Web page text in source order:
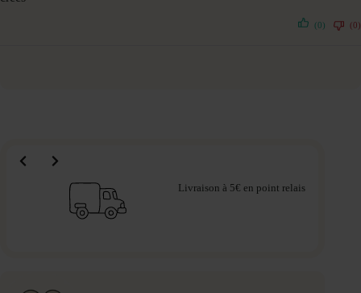
(0) (0)
Livraison à 5€ en point relais